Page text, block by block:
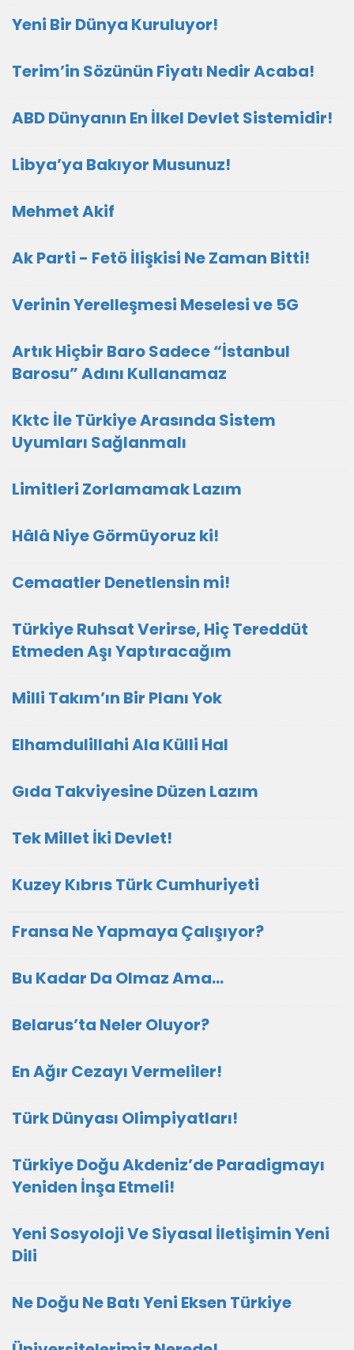
Yeni Bir Dünya Kuruluyor!
Terim’in Sözünün Fiyatı Nedir Acaba!
ABD Dünyanın En İlkel Devlet Sistemidir!
Libya’ya Bakıyor Musunuz!
Mehmet Akif
Ak Parti - Fetö İlişkisi Ne Zaman Bitti!
Verinin Yerelleşmesi Meselesi ve 5G
Artık Hiçbir Baro Sadece “İstanbul
Barosu” Adını Kullanamaz
Kktc İle Türkiye Arasında Sistem
Uyumları Sağlanmalı
Limitleri Zorlamamak Lazım
Hâlâ Niye Görmüyoruz ki!
Cemaatler Denetlensin mi!
Türkiye Ruhsat Verirse, Hiç Tereddüt
Etmeden Aşı Yaptıracağım
Milli Takım’ın Bir Planı Yok
Elhamdulillahi Ala Külli Hal
Gıda Takviyesine Düzen Lazım
Tek Millet İki Devlet!
Kuzey Kıbrıs Türk Cumhuriyeti
Fransa Ne Yapmaya Çalışıyor?
Bu Kadar Da Olmaz Ama…
Belarus’ta Neler Oluyor?
En Ağır Cezayı Vermeliler!
Türk Dünyası Olimpiyatları!
Türkiye Doğu Akdeniz’de Paradigmayı
Yeniden İnşa Etmeli!
Yeni Sosyoloji Ve Siyasal İletişimin Yeni
Dili
Ne Doğu Ne Batı Yeni Eksen Türkiye